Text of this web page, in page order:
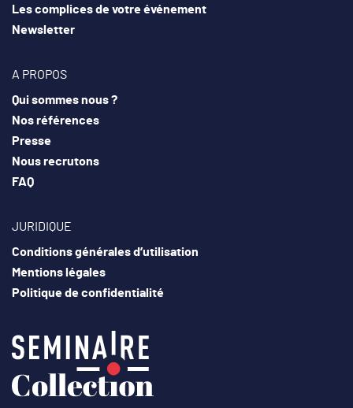
Les complices de votre événement
Newsletter
A PROPOS
Qui sommes nous ?
Nos références
Presse
Nous recrutons
FAQ
JURIDIQUE
Conditions générales d’utilisation
Mentions légales
Politique de confidentialité